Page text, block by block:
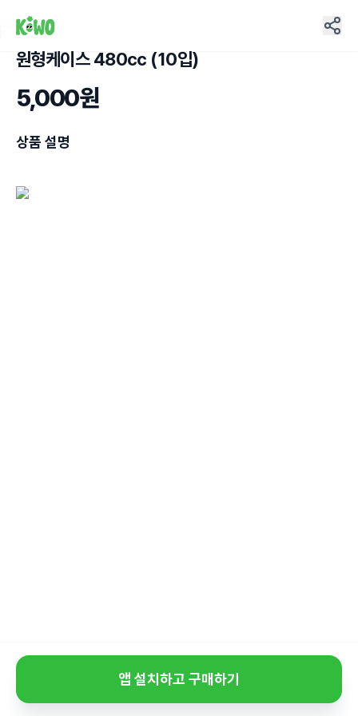
원형케이스 480cc (10입)
5,000원
상품 설명
앱 설치하고 구매하기